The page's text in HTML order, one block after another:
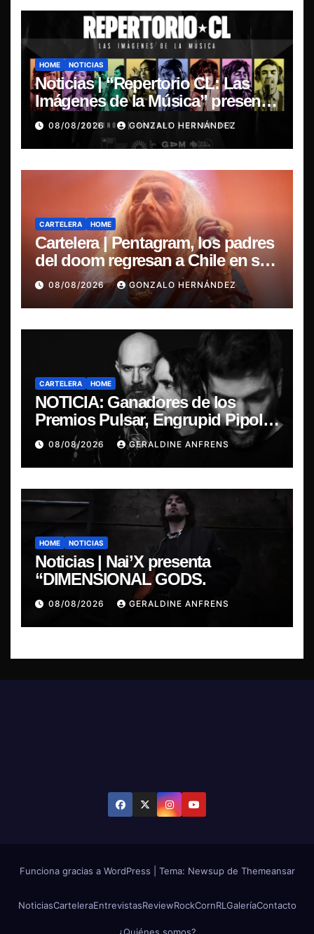
HOME NOTICIAS
Noticias | “Repertorio CL: Las
Imágenes de la Música” presenta
la esencia del nuevo sonido
nacional
08/08/2026 GONZALO HERNÁNDEZ
CARTELERA HOME
Cartelera | Pentagram, los padres
del doom regresan a Chile en su
última misa
08/08/2026 GONZALO HERNÁNDEZ
CARTELERA HOME
NOTICIA: Ganadores de los
Premios Pulsar, Engrupid Pipol
presentan show exclusivo.
08/08/2026 GERALDINE ANFRENS
HOME NOTICIAS
Noticias | Nai’X presenta
“DIMENSIONAL GODS.
08/08/2026 GERALDINE ANFRENS
Funciona gracias a WordPress Tema: Newsup de Themeansar
NoticiasCarteleraEntrevistasReviewRockCornRL GaleríaContacto